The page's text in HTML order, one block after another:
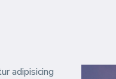
adipisicing